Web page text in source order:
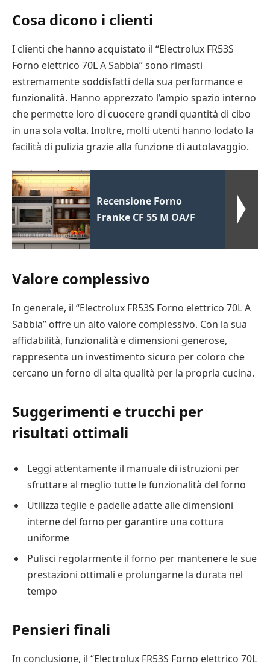
Cosa dicono i clienti
I clienti che hanno acquistato il “Electrolux FR53S
Forno elettrico 70L A Sabbia” sono rimasti
estremamente soddisfatti della sua performance e
funzionalità. Hanno apprezzato l’ampio spazio interno
che permette loro di cuocere grandi quantità di cibo
in una sola volta. Inoltre, molti utenti hanno lodato la
facilità di pulizia grazie alla funzione di autolavaggio.
Recensione Forno
Franke CF 55 M OA/F
Valore complessivo
In generale, il “Electrolux FR53S Forno elettrico 70L A
Sabbia” offre un alto valore complessivo. Con la sua
affidabilità, funzionalità e dimensioni generose,
rappresenta un investimento sicuro per coloro che
cercano un forno di alta qualità per la propria cucina.
Suggerimenti e trucchi per
risultati ottimali
Leggi attentamente il manuale di istruzioni per
sfruttare al meglio tutte le funzionalità del forno
Utilizza teglie e padelle adatte alle dimensioni
interne del forno per garantire una cottura
uniforme
Pulisci regolarmente il forno per mantenere le sue
prestazioni ottimali e prolungarne la durata nel
tempo
Pensieri finali
In conclusione, il “Electrolux FR53S Forno elettrico 70L